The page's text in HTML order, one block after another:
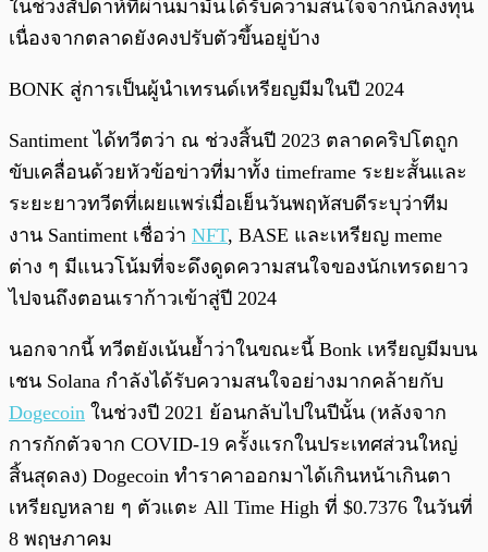
ในช่วงสัปดาห์ที่ผ่านมามันได้รับความสนใจจากนักลงทุน
เนื่องจากตลาดยังคงปรับตัวขึ้นอยู่บ้าง
BONK สู่การเป็นผู้นำเทรนด์เหรียญมีมในปี 2024
Santiment ได้ทวีตว่า ณ ช่วงสิ้นปี 2023 ตลาดคริปโตถูก
ขับเคลื่อนด้วยหัวข้อข่าวที่มาทั้ง timeframe ระยะสั้นและ
ระยะยาวทวีตที่เผยแพร่เมื่อเย็นวันพฤหัสบดีระบุว่าทีม
งาน Santiment เชื่อว่า NFT, BASE และเหรียญ meme
ต่าง ๆ มีแนวโน้มที่จะดึงดูดความสนใจของนักเทรดยาว
ไปจนถึงตอนเราก้าวเข้าสู่ปี 2024
นอกจากนี้ ทวีตยังเน้นย้ำว่าในขณะนี้ Bonk เหรียญมีมบน
เชน Solana กำลังได้รับความสนใจอย่างมากคล้ายกับ
Dogecoin ในช่วงปี 2021 ย้อนกลับไปในปีนั้น (หลังจาก
การกักตัวจาก COVID-19 ครั้งแรกในประเทศส่วนใหญ่
สิ้นสุดลง) Dogecoin ทำราคาออกมาได้เกินหน้าเกินตา
เหรียญหลาย ๆ ตัวแตะ All Time High ที่ $0.7376 ในวันที่
8 พฤษภาคม